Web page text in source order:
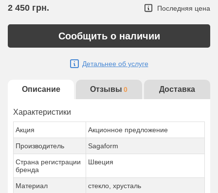
2 450 грн. Последняя цена
Сообщить о наличии
Детальнее об услуге
Описание Отзывы 0 Доставка
Характеристики
Акция Акционное предложение
Производитель Sagaform
Страна регистрации
бренда
Швеция
Материал стекло, хрусталь